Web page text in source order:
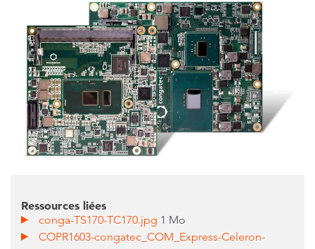
Ressources liées
conga-TS170-TC170.jpg 1 Mo
COPR1603-congatec_COM_Express-Celeron-